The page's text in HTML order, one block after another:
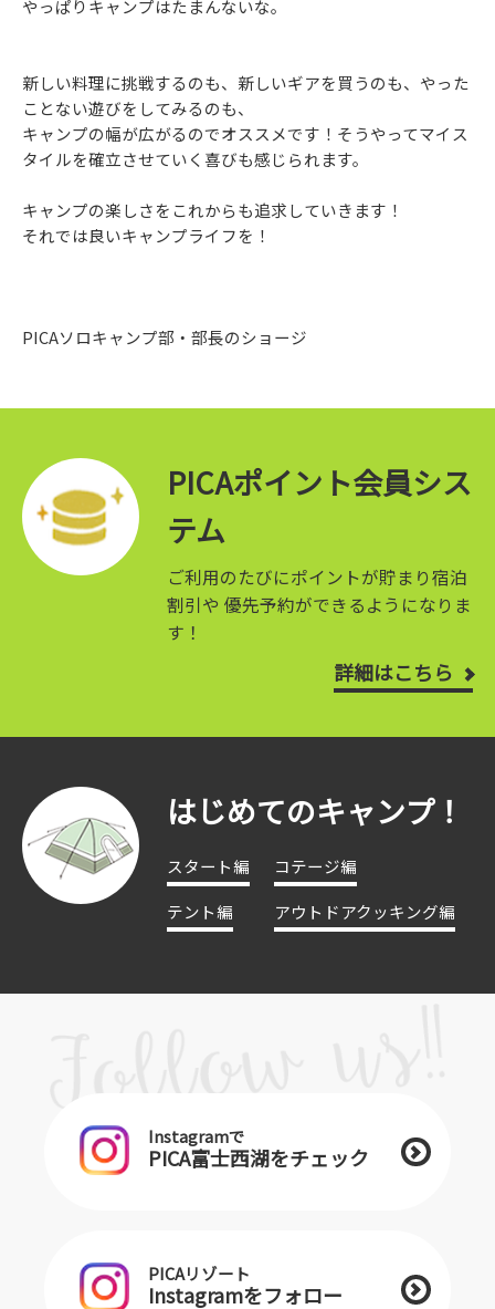
やっぱりキャンプはたまんないな。
新しい料理に挑戦するのも、新しいギアを買うのも、やった
ことない遊びをしてみるのも、
キャンプの幅が広がるのでオススメです！そうやってマイス
タイルを確立させていく喜びも感じられます。
キャンプの楽しさをこれからも追求していきます！
それでは良いキャンプライフを！
PICAソロキャンプ部・部長のショージ
PICAポイント会員シス
テム
ご利用のたびにポイントが貯まり宿泊
割引や 優先予約ができるようになりま
す！
詳細はこちら
はじめてのキャンプ！
スタート編
コテージ編
テント編
アウトドアクッキング編
Instagramで
PICA富士西湖をチェック
PICAリゾート
Instagramをフォロー